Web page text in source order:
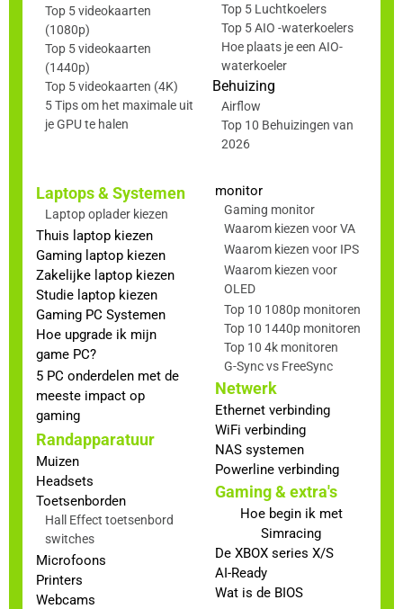
Top 5 videokaarten
(1080p)
Top 5 videokaarten
(1440p)
Top 5 videokaarten (4K)
5 Tips om het maximale uit
je GPU te halen
Top 5 Luchtkoelers
Top 5 AIO -waterkoelers
Hoe plaats je een AIO-
waterkoeler
Behuizing
Airflow
Top 10 Behuizingen van
2026
Laptops & Systemen
Laptop oplader kiezen
Thuis laptop kiezen
Gaming laptop kiezen
Zakelijke laptop kiezen
Studie laptop kiezen
Gaming PC Systemen
Hoe upgrade ik mijn
game PC?
5 PC onderdelen met de
meeste impact op
gaming
Randapparatuur
Muizen
Headsets
Toetsenborden
Hall Effect toetsenbord
switches
Microfoons
Printers
Webcams
monitor
Gaming monitor
Waarom kiezen voor VA
Waarom kiezen voor IPS
Waarom kiezen voor
OLED
Top 10 1080p monitoren
Top 10 1440p monitoren
Top 10 4k monitoren
G-Sync vs FreeSync
Netwerk
Ethernet verbinding
WiFi verbinding
NAS systemen
Powerline verbinding
Gaming & extra's
Hoe begin ik met
Simracing
De XBOX series X/S
AI-Ready
Wat is de BIOS